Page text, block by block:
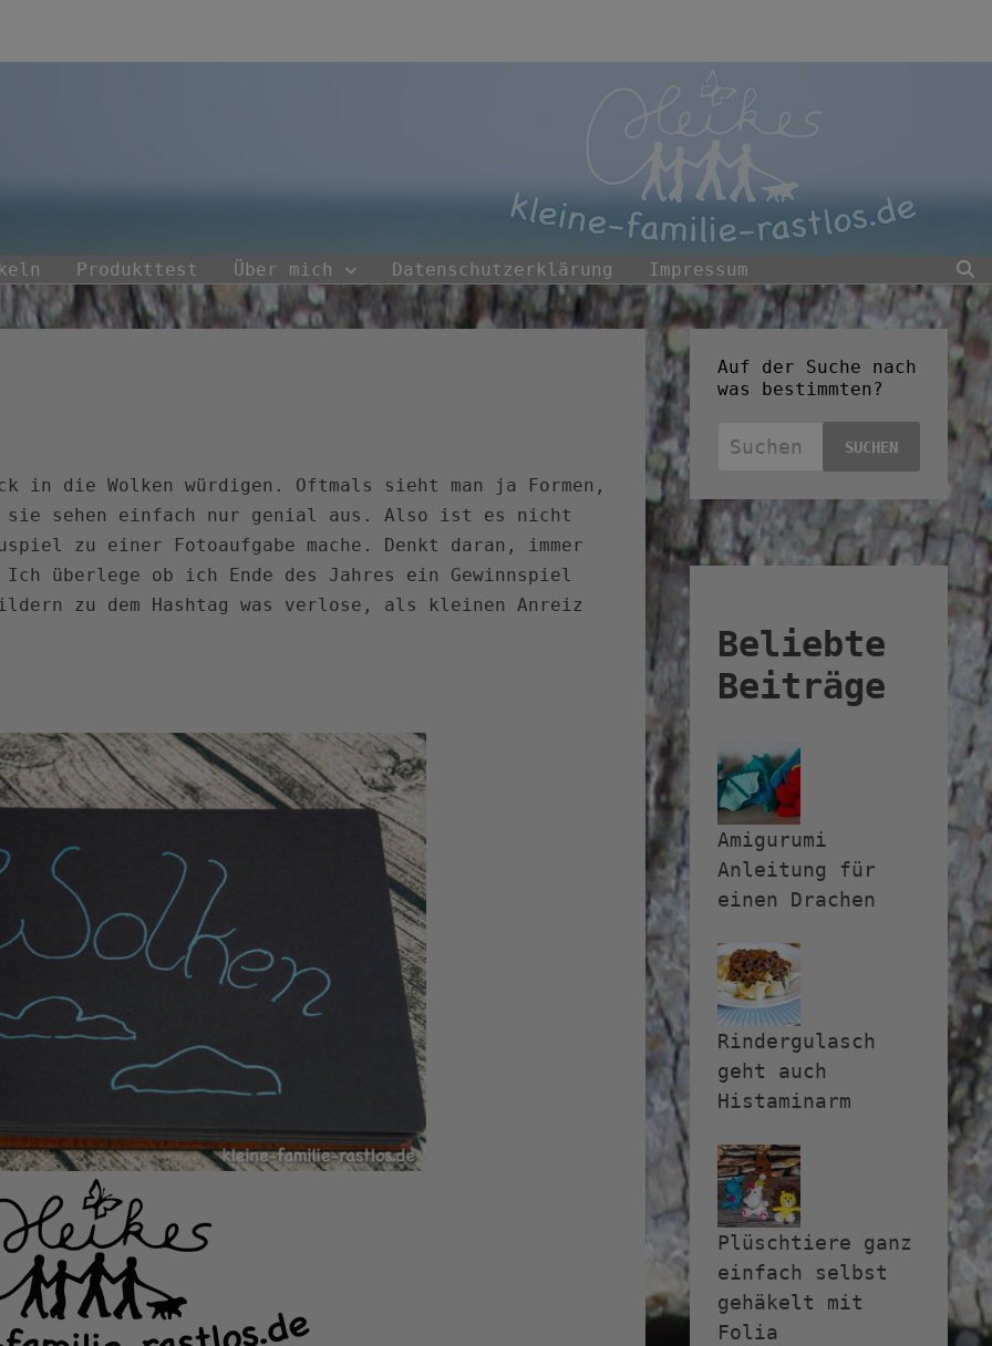
Produkttest Über mich Datenschutzerklärung Impressum
in die Wolken würdigen. Oftmals sieht man ja Formen,
sie sehen einfach nur genial aus. Also ist es nicht
zu einer Fotoaufgabe mache. Denkt daran, immer
Ich überlege ob ich Ende des Jahres ein Gewinnspiel
zu dem Hashtag was verlose, als kleinen Anreiz
Auf der Suche nach
was bestimmten?
Suchen
Beliebte
Beiträge
Amigurumi
Anleitung für
einen Drachen
Rindergulasch
geht auch
Histaminarm
Plüschtiere ganz
einfach selbst
gehäkelt mit
Folia